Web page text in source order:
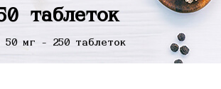
таблеток
мг - 250 таблеток